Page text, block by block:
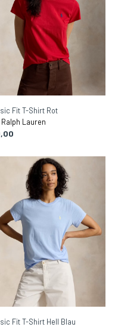
Fit T-Shirt Rot
Ralph Lauren
Fit T-Shirt Hell Blau